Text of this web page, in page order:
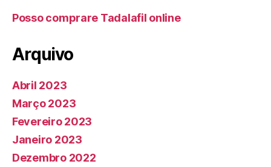
Posso comprare Tadalafil online
Arquivo
Abril 2023
Março 2023
Fevereiro 2023
Janeiro 2023
Dezembro 2022